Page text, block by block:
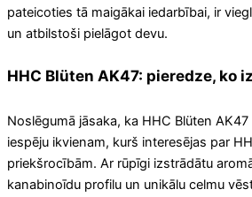
pateicoties tā maigākai iedarbībai, ir
un atbilstoši pielāgot devu.
HHC Blüten AK47: pieredze, ko
Noslēgumā jāsaka, ka HHC Blüten
iespēju ikvienam, kurš interesējas par
priekšrocībām. Ar rūpīgi izstrādātu
kanabinoīdu profilu un unikālu celmu